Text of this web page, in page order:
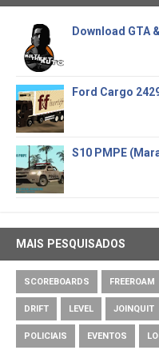
Download GTA
Ford Cargo
S10 PMPE
MAIS PESQUISADOS
SCOREBOARDS FREEROAM
DRIFT LEVEL JOINQUIT
POLICIAIS EVENTOS